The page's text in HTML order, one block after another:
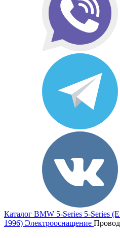
Каталог BMW 5-Series 5-Series
1996) Электрооснащение